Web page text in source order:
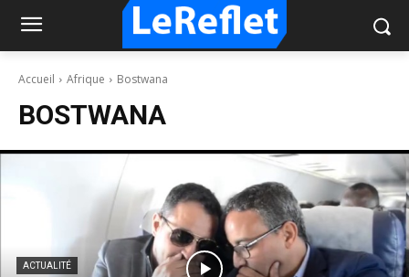
Accueil Afrique Bostwana
BOSTWANA
ACTUALITÉ